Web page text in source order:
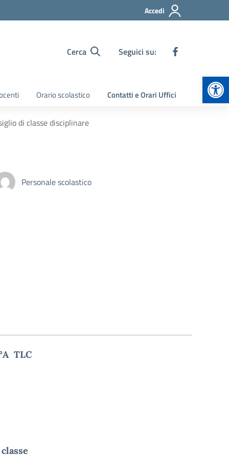
Accedi
Cerca Seguici su:
Orario scolastico Contatti e Orari Uffici
di classe disciplinare
Personale scolastico
TLC